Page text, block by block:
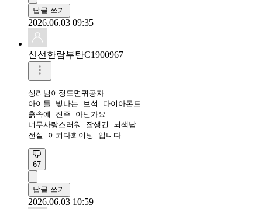
답글 쓰기
2026.06.03 09:35
신선한람부탄C1900967
성리님이정도면귀공자
아이돌 빛나는 보석 다이아몬드
흙속에 진주 아닌가요
너무사랑스러워 잘생긴 뇌색남
전설 이되다회이팅 입니다
67
답글 쓰기
2026.06.03 10:59